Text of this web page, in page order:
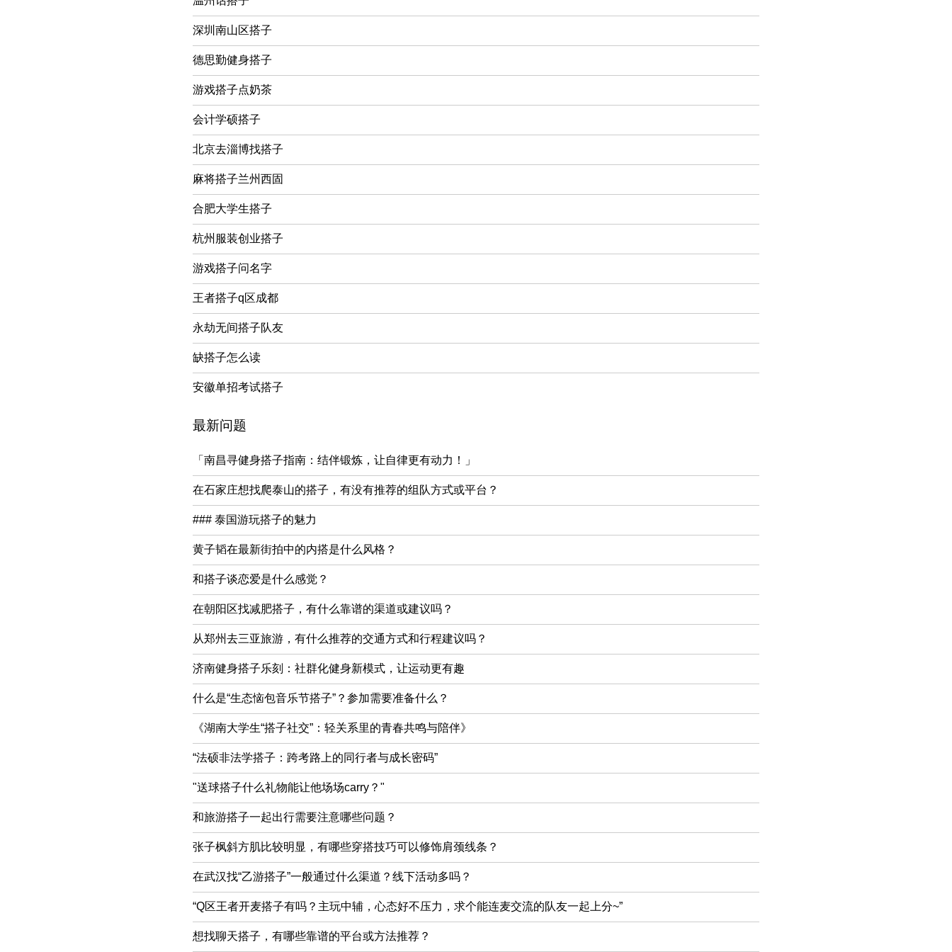
深圳南山区搭子
德思勤健身搭子
游戏搭子点奶茶
会计学硕搭子
北京去淄博找搭子
麻将搭子兰州西固
合肥大学生搭子
杭州服装创业搭子
游戏搭子问名字
王者搭子q区成都
永劫无间搭子队友
缺搭子怎么读
安徽单招考试搭子
最新问题
「南昌寻健身搭子指南：结伴锻炼，让自律更有动力！」
在石家庄想找爬泰山的搭子，有没有推荐的组队方式或平台？
### 泰国游玩搭子的魅力
黄子韬在最新街拍中的内搭是什么风格？
和搭子谈恋爱是什么感觉？
在朝阳区找减肥搭子，有什么靠谱的渠道或建议吗？
从郑州去三亚旅游，有什么推荐的交通方式和行程建议吗？
济南健身搭子乐刻：社群化健身新模式，让运动更有趣
什么是“生态恼包音乐节搭子”？参加需要准备什么？
《湖南大学生“搭子社交”：轻关系里的青春共鸣与陪伴》
“法硕非法学搭子：跨考路上的同行者与成长密码”
"送球搭子什么礼物能让他场场carry？"
和旅游搭子一起出行需要注意哪些问题？
张子枫斜方肌比较明显，有哪些穿搭技巧可以修饰肩颈线条？
在武汉找“乙游搭子”一般通过什么渠道？线下活动多吗？
“Q区王者开麦搭子有吗？主玩中辅，心态好不压力，求个能连麦交流的队友一起上分~”
想找聊天搭子，有哪些靠谱的平台或方法推荐？